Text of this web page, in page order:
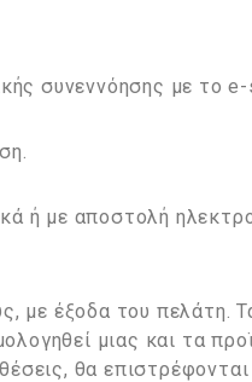
συνεννόησης με το
ή με αποστολή
με έξοδα του πελάτη.
μιας και τα
θα